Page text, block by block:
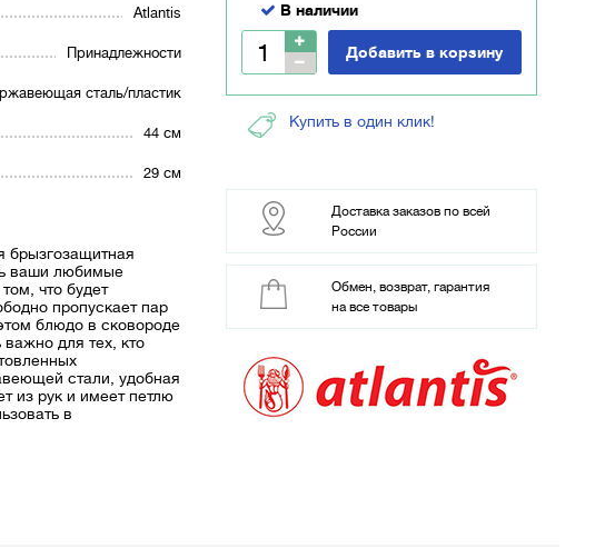
Atlantis
Принадлежности
сталь/пластик
44 см
29 см
брызгозащитная
ваши любимые
что будет
пропускает пар
блюдо в сковороде
для тех, кто
стали, удобная
из рук и имеет петлю
в
В наличии
Добавить в корзину
Купить в один клик!
Доставка заказов по всей
России
Обмен, возврат, гарантия
на все товары